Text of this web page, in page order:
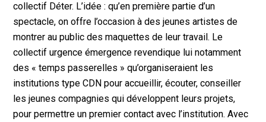
collectif Déter. L’idée : qu’en première partie d’un
spectacle, on offre l’occasion à des jeunes artistes de
montrer au public des maquettes de leur travail. Le
collectif urgence émergence revendique lui notamment
des « temps passerelles » qu’organiseraient les
institutions type CDN pour accueillir, écouter, conseiller
les jeunes compagnies qui développent leurs projets,
pour permettre un premier contact avec l’institution. Avec